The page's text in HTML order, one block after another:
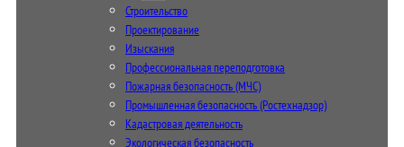
Строительство
Проектирование
Изыскания
Профессиональная переподготовка
Пожарная безопасность (МЧС)
Промышленная безопасность (Ростехнадзор)
Кадастровая деятельность
Экологическая безопасность